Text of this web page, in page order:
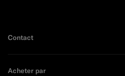
Contact
Acheter par